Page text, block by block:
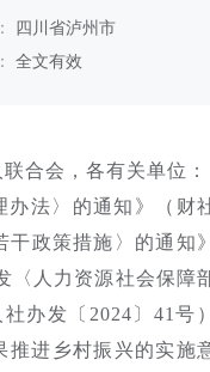
四川省泸州市
全文有效
合会，各有关单位：
办法〉的通知》（财
政策措施〉的通知》
〈人力资源社会保障
办发〔2024〕41号）
推进乡村振兴的实施